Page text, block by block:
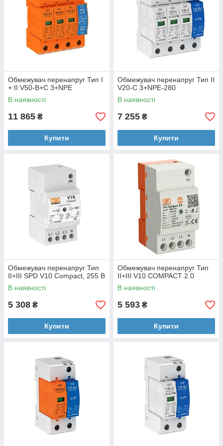
Обмежувач перенапруг Тип I
+ II V50-B+C 3+NPE
В наявності
11 865 ₴
Купити
Обмежувач перенапруг Тип II
V20-C 3+NPE-280
В наявності
7 255 ₴
Купити
Обмежувач перенапруг Тип
ІІ+III SPD V10 Compact, 255 В
В наявності
5 308 ₴
Купити
Обмежувач перенапруг Тип
ІІ+III V10 COMPACT 2.0
В наявності
5 593 ₴
Купити